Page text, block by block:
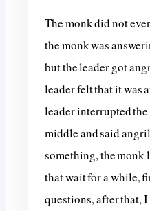
The monk did not
the monk was
but the leader got
leader felt that it was
leader interrupted
middle and said
something, the monk
that wait for a while,
questions, after that,